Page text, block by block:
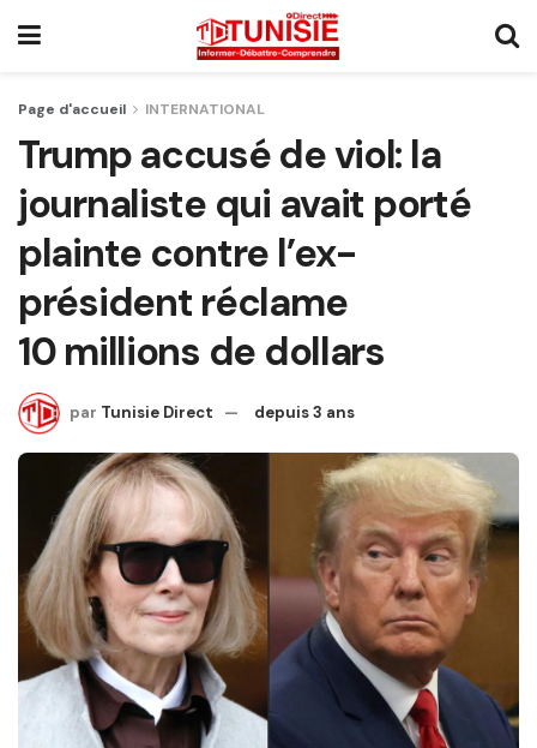
Page d'accueil INTERNATIONAL
Trump accusé de viol: la
journaliste qui avait porté
plainte contre l’ex-
président réclame
10 millions de dollars
par Tunisie Direct depuis 3 ans